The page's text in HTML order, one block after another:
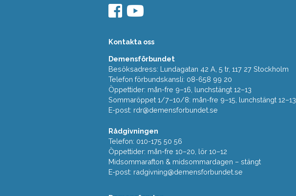
Kontakta oss
Demensförbundet
Besöksadress: Lundagatan 42 A, 5 tr, 117 27 Stockholm
Telefon förbundskansli: 08-658 99 20
Öppettider: mån-fre 9–16, lunchstängt 12–13
Sommaröppet 1/7–10/8: mån-fre 9–15, lunchstängt 12–13
E-post: rdr@demensforbundet.se
Rådgivningen
Telefon: 010-175 50 56
Öppettider: mån-fre 10–20, lör 10–12
Midsommarafton & midsommardagen – stängt
E-post: radgivning@demensforbundet.se